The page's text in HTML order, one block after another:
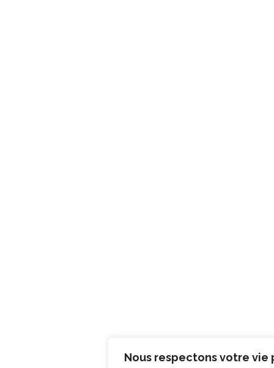
Nous respectons votre vie